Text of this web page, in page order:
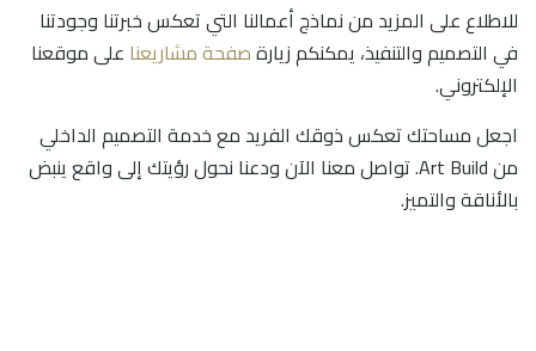
للاطلاع على المزيد من نماذج أعمالنا التي تعكس خبرتنا وجودتنا
في التصميم والتنفيذ، يمكنكم زيارةصفحة مشاريعنا على موقعنا
الإلكتروني.
اجعل مساحتك تعكس ذوقك الفريد مع خدمة التصميم الداخلي
من Art Build. تواصل معنا الآن ودعنا نحول رؤيتك إلى واقع ينبض
بالأناقة والتميز.